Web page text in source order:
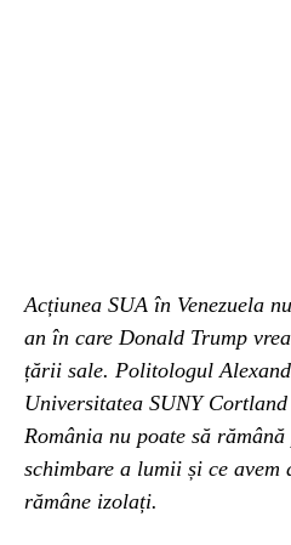
Acțiunea SUA în Venezuela
an în care Donald Trump
țării sale. Politologul
Universitatea SUNY
România nu poate să
schimbare a lumii și ce avem
rămâne izolați.